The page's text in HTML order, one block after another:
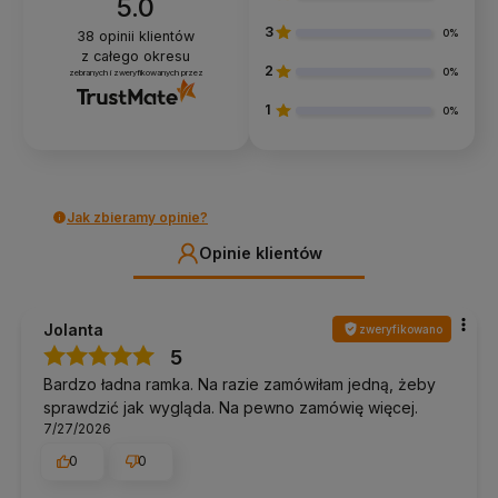
5.0
38 opinii klientów
z całego okresu
zebranych i zweryfikowanych przez
3 0%
2 0%
1 0%
Jak zbieramy opinie?
Opinie klientów
Jolanta zweryfikowano
5
Bardzo ładna ramka. Na razie zamówiłam jedną, żeby
sprawdzić jak wygląda. Na pewno zamówię więcej.
7/27/2026
0
0